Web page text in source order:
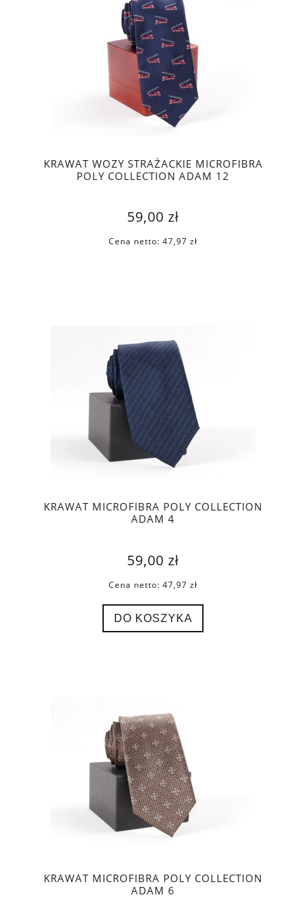
KRAWAT WOZY STRAŻACKIE MICROFIBRA
POLY COLLECTION ADAM 12
59,00 zł
Cena netto: 47,97 zł
KRAWAT MICROFIBRA POLY COLLECTION
ADAM 4
59,00 zł
Cena netto: 47,97 zł
DO KOSZYKA
KRAWAT MICROFIBRA POLY COLLECTION
ADAM 6